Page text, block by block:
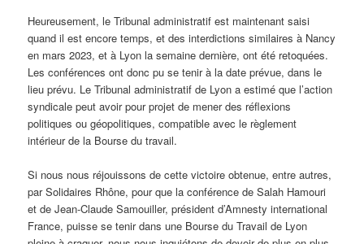
Heureusement, le Tribunal administratif est maintenant saisi
quand il est encore temps, et des interdictions similaires à Nancy
en mars 2023, et à Lyon la semaine dernière, ont été retoquées.
Les conférences ont donc pu se tenir à la date prévue, dans le
lieu prévu. Le Tribunal administratif de Lyon a estimé que l’action
syndicale peut avoir pour projet de mener des réflexions
politiques ou géopolitiques, compatible avec le règlement
intérieur de la Bourse du travail.
Si nous nous réjouissons de cette victoire obtenue, entre autres,
par Solidaires Rhône, pour que la conférence de Salah Hamouri
et de Jean-Claude Samouiller, président d’Amnesty international
France, puisse se tenir dans une Bourse du Travail de Lyon